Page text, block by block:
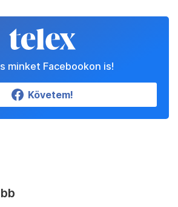
minket Facebookon is!
Követem!